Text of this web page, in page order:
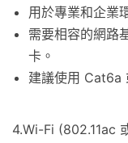
用於專業和企業
需要相容的網路
卡。
建議使用 Cat6a
4.Wi-Fi (802.11ac